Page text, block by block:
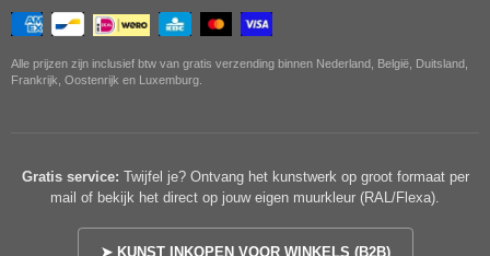
Alle prijzen zijn inclusief btw van gratis verzending binnen Nederland, België, Duitsland,
Frankrijk, Oostenrijk en Luxemburg.
Gratis service: Twijfel je? Ontvang het kunstwerk op groot formaat per
mail of bekijk het direct op jouw eigen muurkleur (RAL/Flexa).
➤ KUNST INKOPEN VOOR WINKELS (B2B)